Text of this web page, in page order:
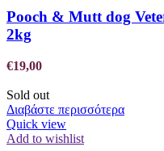
Pooch & Mutt dog
2kg
€19,00
Sold out
Διαβάστε περισσότερα
Quick view
Add to wishlist